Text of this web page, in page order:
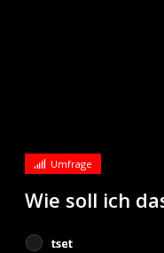
Wie soll ich
Umfrage
tset